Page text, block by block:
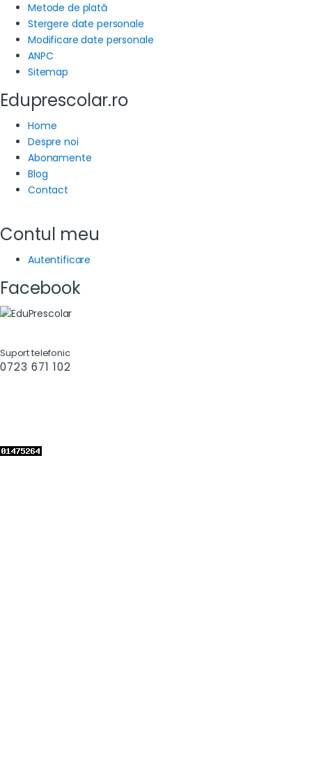
Metode de plată
Stergere date personale
Modificare date personale
ANPC
Sitemap
Eduprescolar.ro
Home
Despre noi
Abonamente
Blog
Contact
Contul meu
Autentificare
Facebook
Suport telefonic
0723 671 102